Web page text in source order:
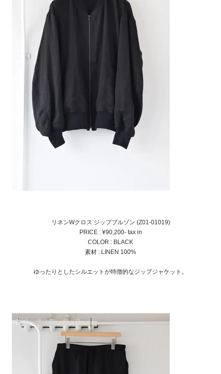
リネンWクロス ジップブルゾン (Z01-01019)
PRICE : ¥90,200- tax in
COLOR : BLACK
素材 : LINEN 100%
ゆったりとしたシルエットが特徴的なジップジャケット。